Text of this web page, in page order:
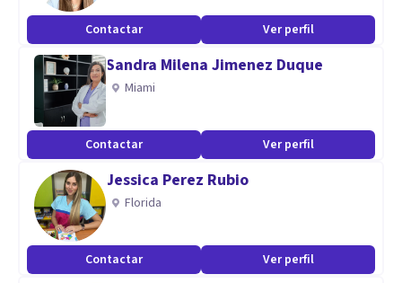
Contactar Ver perfil
Sandra Milena Jimenez Duque
Miami
Contactar Ver perfil
Jessica Perez Rubio
Florida
Contactar Ver perfil